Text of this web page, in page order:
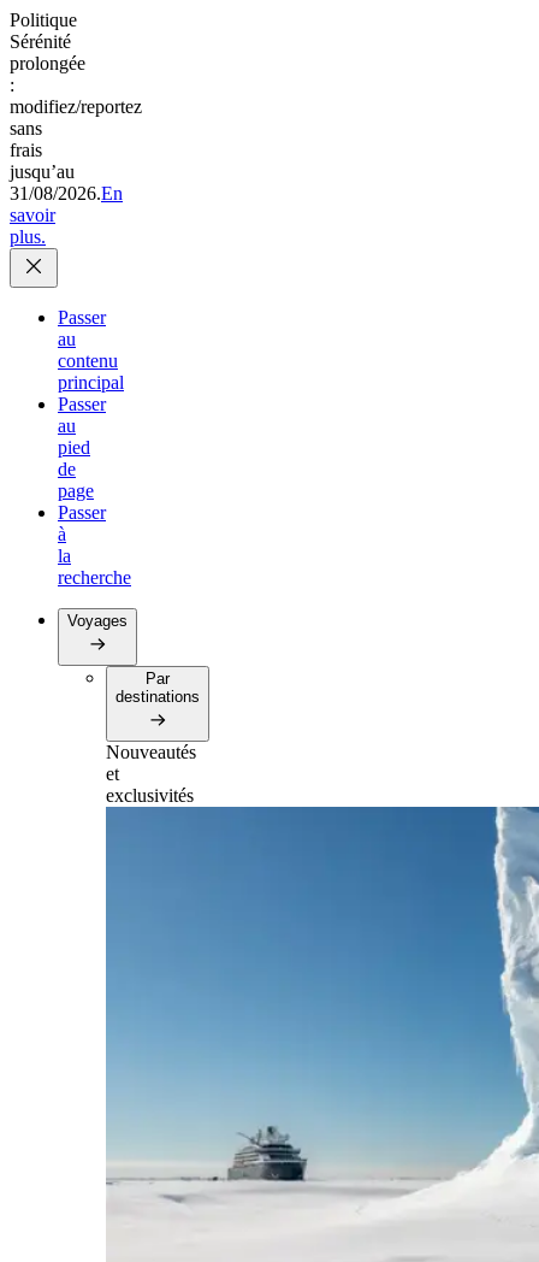
Politique
Sérénité
prolongée
:
modifiez/reportez
sans
frais
jusqu’au
31/08/2026.En
savoir
plus.
Passer
au
contenu
principal
Passer
au
pied
de
page
Passer
à
la
recherche
Voyages
Par
destinations
Nouveautés
et
exclusivités